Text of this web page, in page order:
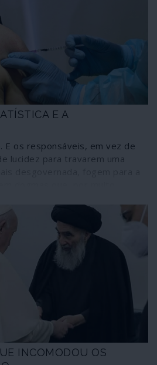
E A
E os responsáveis, em vez de
lucidez para travarem uma
jogada em caprichos de roleta.
a correr mal com a vacina da
19. Escondê-lo atrás da
de que o medicamento é
na vacinação como se nada
uma estratégia que cumpre
tecnocrático segundo o qual
número; mas atenta contra os
INCOMODOU OS